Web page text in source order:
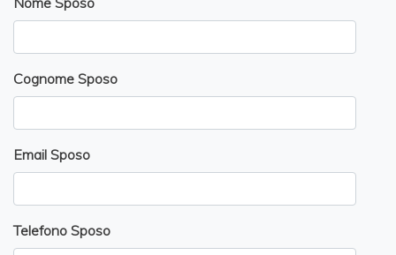
Cognome Sposo
Email Sposo
Telefono Sposo